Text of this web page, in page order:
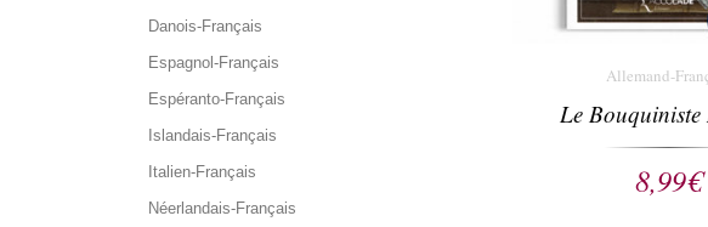
Danois-Français
Espagnol-Français
Espéranto-Français
Islandais-Français
Italien-Français
Néerlandais-Français
Allemand-
Le Bouquiniste
8,99€